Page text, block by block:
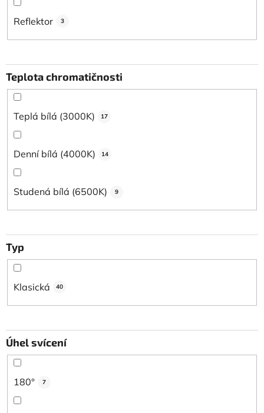
Reflektor 3
Teplota chromatičnosti
Teplá bílá (3000K) 17
Denní bílá (4000K) 14
Studená bílá (6500K) 9
Typ
Klasická 40
Úhel svícení
180° 7